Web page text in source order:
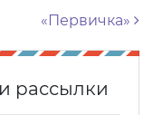
«Первичка»
рассылки